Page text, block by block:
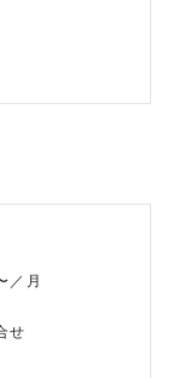
／月
せ